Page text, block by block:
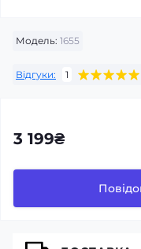
Модель: 1655
Відгуки: 1
3 199₴